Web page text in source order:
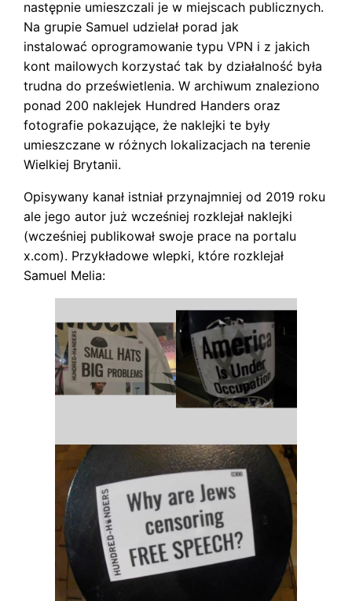
następnie umieszczali je w miejscach publicznych.
Na grupie Samuel udzielał porad jak
instalować oprogramowanie typu VPN i z jakich
kont mailowych korzystać tak by działalność była
trudna do prześwietlenia. W archiwum znaleziono
ponad 200 naklejek Hundred Handers oraz
fotografie pokazujące, że naklejki te były
umieszczane w różnych lokalizacjach na terenie
Wielkiej Brytanii.
Opisywany kanał istniał przynajmniej od 2019 roku
ale jego autor już wcześniej rozklejał naklejki
(wcześniej publikował swoje prace na portalu
x.com). Przykładowe wlepki, które rozklejał
Samuel Melia: